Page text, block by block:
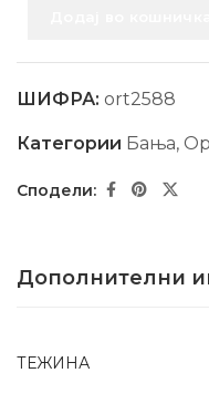
ШИФРА: ort2588
Категории Бања,
Дополнителни
ТЕЖИНА